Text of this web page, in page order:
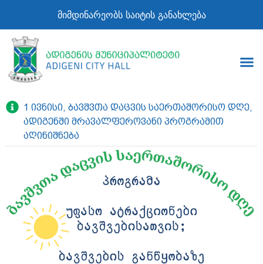
მიმდინარეობს საიტის განახლება
1 ივნისი, ბავშვთა დაცვის საერთაშორისო დღე,
ადიგენში მრავალფეროვანი პროგრამით
აღინიშნება